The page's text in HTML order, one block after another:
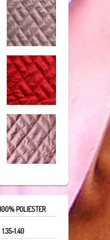
100% POLIESTER
1.35-1.40